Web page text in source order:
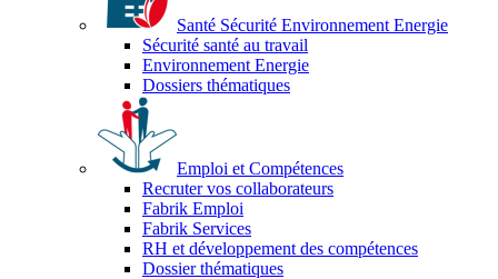
Santé Sécurité Environnement Energie
Sécurité santé au travail
Environnement Energie
Dossiers thématiques
Emploi et Compétences
Recruter vos collaborateurs
Fabrik Emploi
Fabrik Services
RH et développement des compétences
Dossier thématiques